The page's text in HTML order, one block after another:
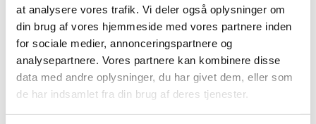
at analysere vores trafik. Vi deler også oplysninger om
din brug af vores hjemmeside med vores partnere inden
for sociale medier, annonceringspartnere og
analysepartnere. Vores partnere kan kombinere disse
data med andre oplysninger, du har givet dem, eller som
de har indsamlet fra din brug af deres tjenester.
Onsdag 7. oktober 2026, kl. 16:00 - 19:00
Cafe, Rigensgade 21, 1316 København K